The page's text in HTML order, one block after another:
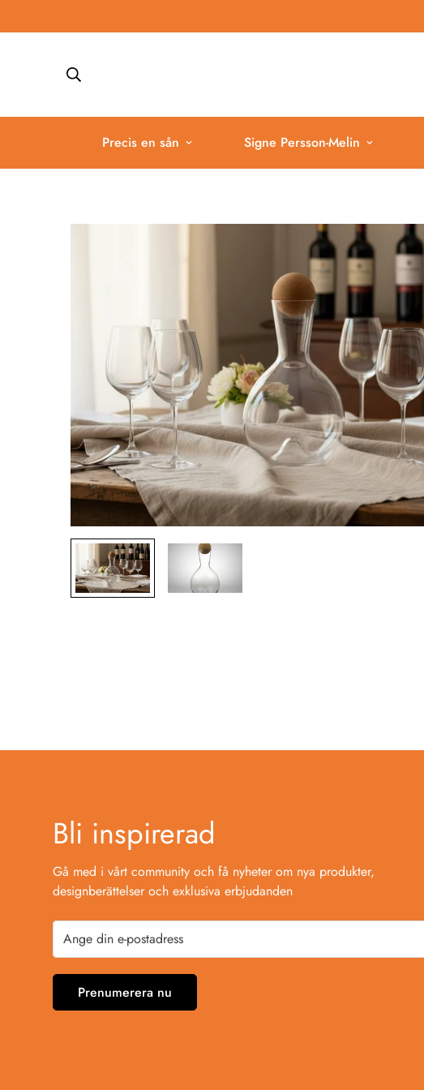
Precis en sån Signe Persson-Melin
Bli inspirerad
Gå med i vårt community och få nyheter om nya produkter,
designberättelser och exklusiva erbjudanden
Prenumerera nu